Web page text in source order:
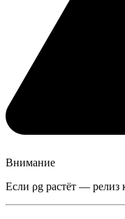
Внимание
Если ρg растёт — релиз